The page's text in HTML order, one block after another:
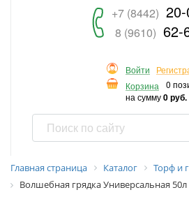
+7 (8442)
8 (9610) 62-
Войти
Корзина
0
на сумму0 руб.
Главная страница Каталог
Торф и
Волшебная грядка Универсальная 50л